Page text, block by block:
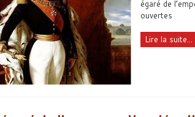
égaré de
ouvertes
Lire la suite...